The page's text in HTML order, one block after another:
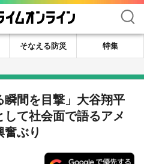
検索
そなえる防災
特集
瞬間を目撃」大谷翔平
して社会面で語るアメ
奮ぶり